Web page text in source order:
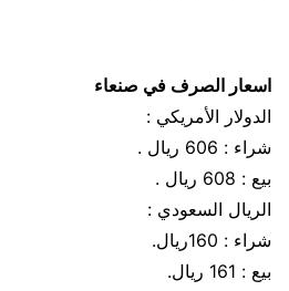
اسعار الصرف في صنعاء
الدولار الأمريكي :
شراء : 606 ريال .
بيع : 608 ريال .
الريال السعودي :
شراء : 160ريال.
بيع : 161 ريال.